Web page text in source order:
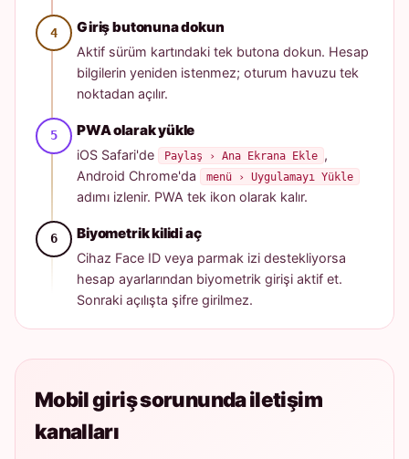
Giriş butonuna dokun
Aktif sürüm kartındaki tek butona dokun. Hesap
bilgilerin yeniden istenmez; oturum havuzu tek
noktadan açılır.
PWA olarak yükle
iOS Safari'de Paylaş › Ana Ekrana Ekle ,
Android Chrome'da
menü › Uygulamayı Yükle
adımı izlenir. PWA tek ikon olarak kalır.
Biyometrik kilidi aç
Cihaz Face ID veya parmak izi destekliyorsa
hesap ayarlarından biyometrik girişi aktif et.
Sonraki açılışta şifre girilmez.
Mobil giriş sorununda iletişim
kanalları